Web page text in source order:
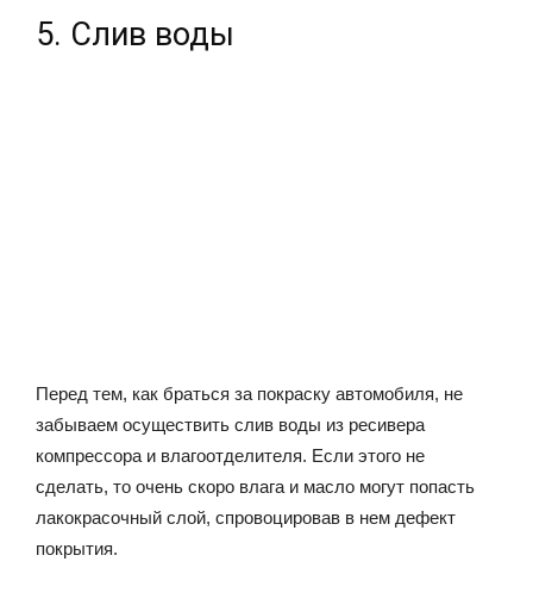
5. Слив воды
Перед тем, как браться за покраску автомобиля, не
забываем осуществить слив воды из ресивера
компрессора и влагоотделителя. Если этого не
сделать, то очень скоро влага и масло могут попасть
лакокрасочный слой, спровоцировав в нем дефект
покрытия.